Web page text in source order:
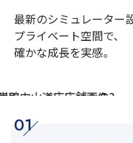
最新のシミュレーター
プライベート空間で、
確かな成長を実感。
01